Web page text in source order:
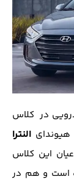
در کلاس
النترا
این کلاس
است و هم در